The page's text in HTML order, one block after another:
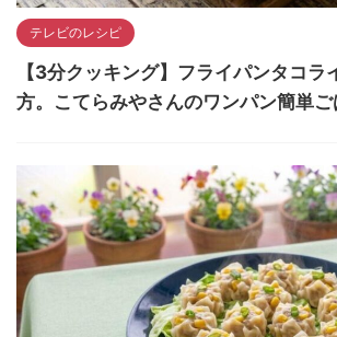
テレビのレシピ
【3分クッキング】フライパンタコラ
方。こてらみやさんのワンパン簡単ご